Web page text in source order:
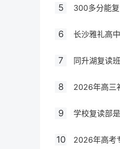
5
6
7
8
9
10